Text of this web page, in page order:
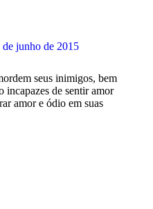
de junho de 2015
seus inimigos, bem
incapazes de sentir amor
amor e ódio em suas